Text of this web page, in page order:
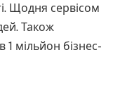
Щодня сервісом
Також
1 мільйон бізнес-